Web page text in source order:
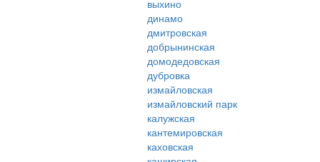
выхино
динамо
дмитровская
добрынинская
домодедовская
дубровка
измайловская
измайловский парк
калужская
кантемировская
каховская